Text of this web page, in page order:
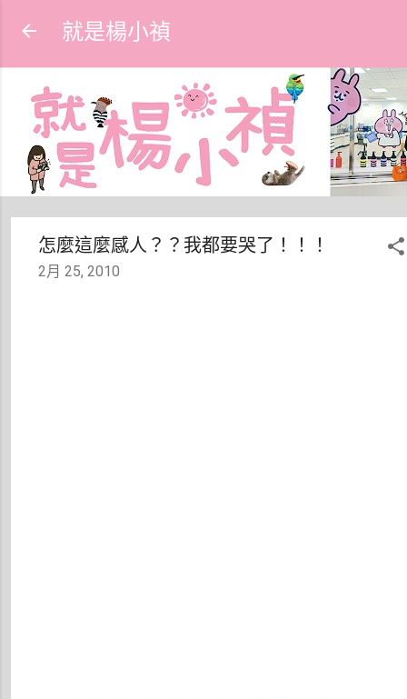
就是楊小禎
怎麼這麼感人？？我都要哭了！！！
2月 25, 2010